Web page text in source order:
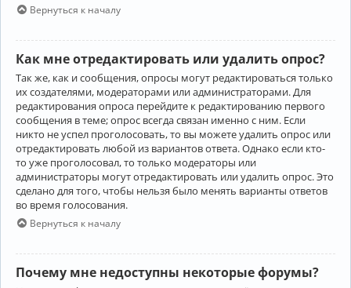
Вернуться к началу
Как мне отредактировать или удалить опрос?
Так же, как и сообщения, опросы могут редактироваться только
их создателями, модераторами или администраторами. Для
редактирования опроса перейдите к редактированию первого
сообщения в теме; опрос всегда связан именно с ним. Если
никто не успел проголосовать, то вы можете удалить опрос или
отредактировать любой из вариантов ответа. Однако если кто-
то уже проголосовал, то только модераторы или
администраторы могут отредактировать или удалить опрос. Это
сделано для того, чтобы нельзя было менять варианты ответов
во время голосования.
Вернуться к началу
Почему мне недоступны некоторые форумы?